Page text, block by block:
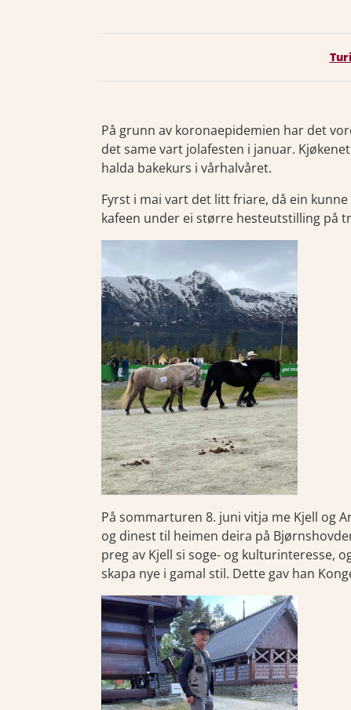
På grunn av koronaepidemien har det
det same vart jolafesten i januar.
halda bakekurs i vårhalvåret.
Fyrst i mai vart det litt friare, då ein
kafeen under ei større hesteutstilling på
På sommarturen 8. juni vitja me Kjell og
og dinest til heimen deira på
preg av Kjell si soge- og kulturinteresse,
skapa nye i gamal stil. Dette gav han